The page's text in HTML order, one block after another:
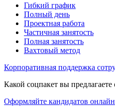
Гибкий график
Полный день
Проектная работа
Частичная занятость
Полная занятость
Вахтовый метод
Корпоративная поддержка
Какой соцпакет вы
Оформляйте кандидатов онлайн